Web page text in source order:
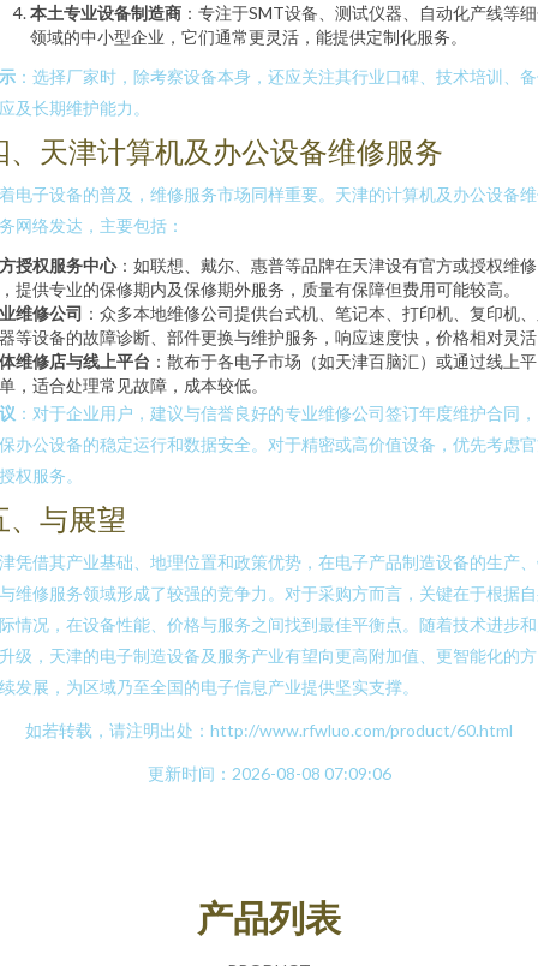
本土专业设备制造商 ：专注于SMT设备、测试仪器、自动化产线等
领域的中小型企业，它们通常更灵活，能提供定制化服务。
：选择厂家时，除考察设备本身，还应关注其行业口碑、技术培训、
及长期维护能力。
、天津计算机及办公设备维修服务
电子设备的普及，维修服务市场同样重要。天津的计算机及办公设备
网络发达，主要包括：
授权服务中心：如联想、戴尔、惠普等品牌在天津设有官方或授权维修
提供专业的保修期内及保修期外服务，质量有保障但费用可能较高。
维修公司 ：众多本地维修公司提供台式机、笔记本、打印机、复印机
等设备的故障诊断、部件更换与维护服务，响应速度快，价格相对灵
维修店与线上平台 ：散布于各电子市场（如天津百脑汇）或通过线上
，适合处理常见故障，成本较低。
：对于企业用户，建议与信誉良好的专业维修公司签订年度维护合同
办公设备的稳定运行和数据安全。对于精密或高价值设备，优先考虑
权服务。
、与展望
凭借其产业基础、地理位置和政策优势，在电子产品制造设备的生产
维修服务领域形成了较强的竞争力。对于采购方而言，关键在于根据
情况，在设备性能、价格与服务之间找到最佳平衡点。随着技术进步
级，天津的电子制造设备及服务产业有望向更高附加值、更智能化的
发展，为区域乃至全国的电子信息产业提供坚实支撑。
如若转载，请注明出处：http://www.rfwluo.com/product/60.html
更新时间：2026-08-08 07:09:06
产品列表